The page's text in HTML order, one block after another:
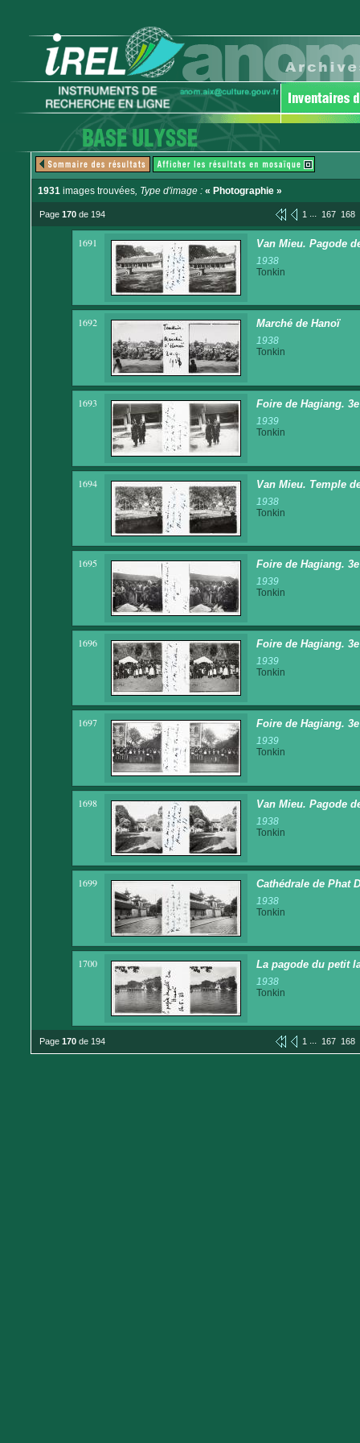
1931 images trouvées, Type d'image : « Photographie »
Page 170 de 194 1 ... 167 168
1691 Van Mieu. Pagode
1938
Tonkin
1692 Marché de Hanoï
1938
Tonkin
1693 Foire de Hagiang.
1939
Tonkin
1694 Van Mieu. Temple
1938
Tonkin
1695 Foire de Hagiang.
1939
Tonkin
1696 Foire de Hagiang.
1939
Tonkin
1697 Foire de Hagiang.
1939
Tonkin
1698 Van Mieu. Pagode
1938
Tonkin
1699 Cathédrale de Phat
1938
Tonkin
1700 La pagode du petit
1938
Tonkin
Page 170 de 194 1 ... 167 168